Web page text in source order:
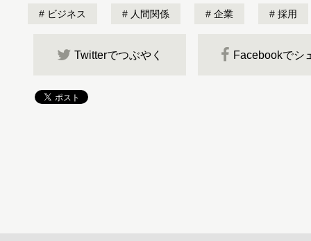
ビジネス 人間関係 企業 採用
Twitterでつぶやく Facebookでシ